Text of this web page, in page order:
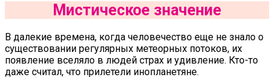
Мистическое значение
В далекие времена, когда человечество еще не знало о
существовании регулярных метеорных потоков, их
появление вселяло в людей страх и удивление. Кто-то
даже считал, что прилетели инопланетяне.